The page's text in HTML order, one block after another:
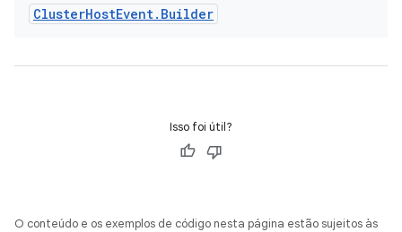
ClusterHostEvent. Builder
Isso foi útil?
O conteúdo e os exemplos de código nesta página estão sujeitos às